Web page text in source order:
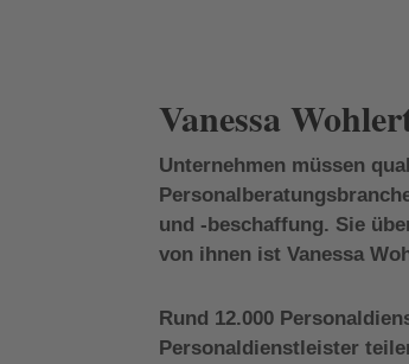
Vanessa
Unternehmen müssen
und -beschaffung. Sie
von ihnen ist Vanessa
Rund 12.000
Personaldienstleister